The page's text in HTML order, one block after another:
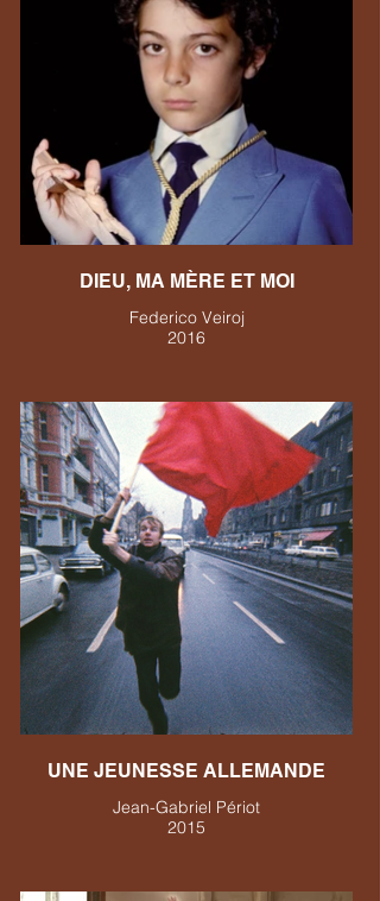
DIEU, MA MÈRE ET MOI
Federico Veiroj
2016
UNE JEUNESSE ALLEMANDE
Jean-Gabriel Périot
2015